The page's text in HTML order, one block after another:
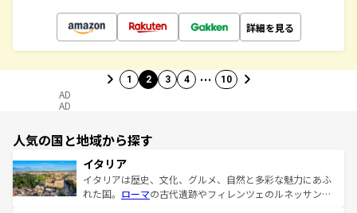
詳細を見る
1 2 3 4 … 10
AD
AD
人気の国と地域から探す
イタリア
イタリアは歴史、文化、グルメ、自然と多彩な魅力にあふ
れた国。 ローマの古代遺跡やフィレンツェのルネッサンス